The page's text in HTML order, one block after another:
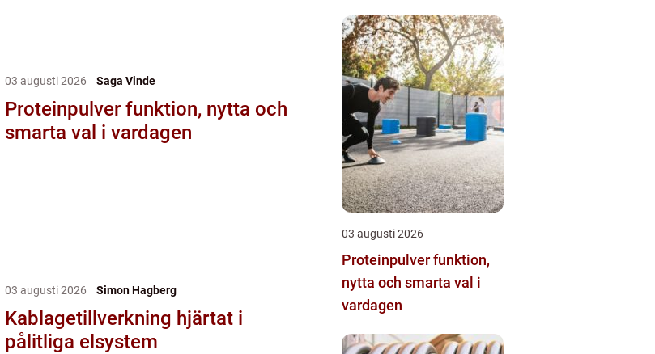
03 augusti 2026 Saga Vinde
Proteinpulver funktion, nytta och
smarta val i vardagen
03 augusti 2026 Simon Hagberg
Kablagetillverkning hjärtat i
pålitliga elsystem
03 augusti 2026
Proteinpulver funktion,
nytta och smarta val i
vardagen